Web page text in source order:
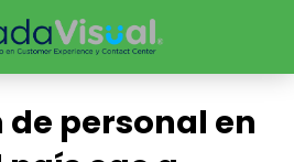
personal en